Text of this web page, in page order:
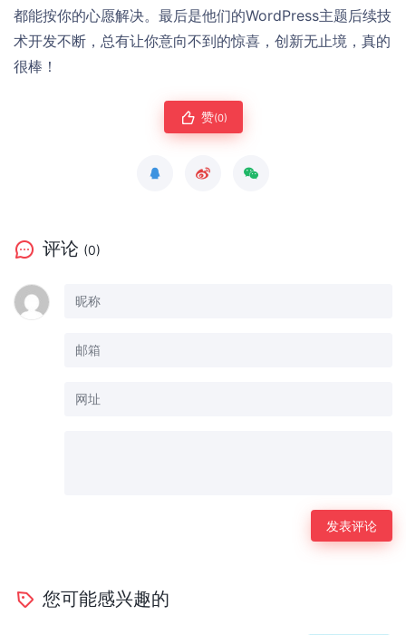
都能按你的心愿解决。最后是他们的WordPress主题后续技
术开发不断，总有让你意向不到的惊喜，创新无止境，真的
很棒！
赞(0)
评论 (0)
您可能感兴趣的